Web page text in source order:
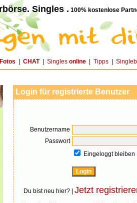
Singles . 100% kostenlose
CHAT| Singles online Tipps
Login für registrierte Benutzer
Benutzername
Passwort
Eingeloggt bleiben
Du bist neu hier? | Jetzt